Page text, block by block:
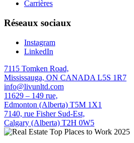
Carrières
Réseaux sociaux
Instagram
LinkedIn
7115 Tomken Road,
Mississauga, ON CANADA L5S 1R7
info@livunltd.com
11629 – 149 rue,
Edmonton (Alberta) T5M 1X1
7140, rue Fisher Sud-Est,
Calgary (Alberta) T2H 0W5